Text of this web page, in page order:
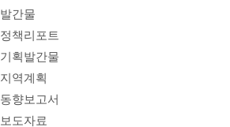
발간물
정책리포트
기획발간물
지역계획
동향보고서
보도자료